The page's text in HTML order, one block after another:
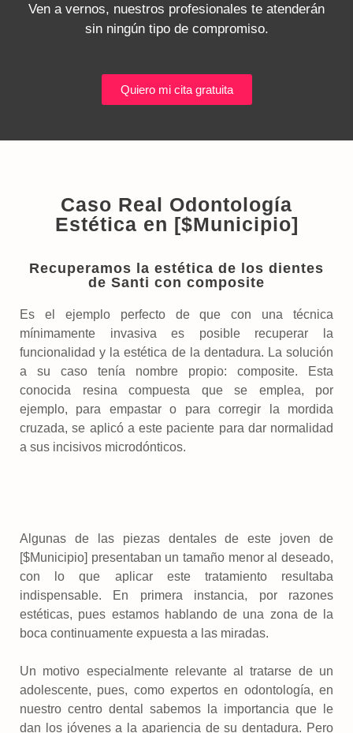
Ven a vernos, nuestros profesionales te atenderán
sin ningún tipo de compromiso.
Quiero mi cita gratuita
Caso Real Odontología
Estética en [$Municipio]
Recuperamos la estética de los dientes
de Santi con composite
Es el ejemplo perfecto de que con una técnica
mínimamente invasiva es posible recuperar la
funcionalidad y la estética de la dentadura. La solución
a su caso tenía nombre propio: composite. Esta
conocida resina compuesta que se emplea, por
ejemplo, para empastar o para corregir la mordida
cruzada, se aplicó a este paciente para dar normalidad
a sus incisivos microdónticos.
Algunas de las piezas dentales de este joven de
[$Municipio] presentaban un tamaño menor al deseado,
con lo que aplicar este tratamiento resultaba
indispensable. En primera instancia, por razones
estéticas, pues estamos hablando de una zona de la
boca continuamente expuesta a las miradas.
Un motivo especialmente relevante al tratarse de un
adolescente, pues, como expertos en odontología, en
nuestro centro dental sabemos la importancia que le
dan los jóvenes a la apariencia de su dentadura. Pero